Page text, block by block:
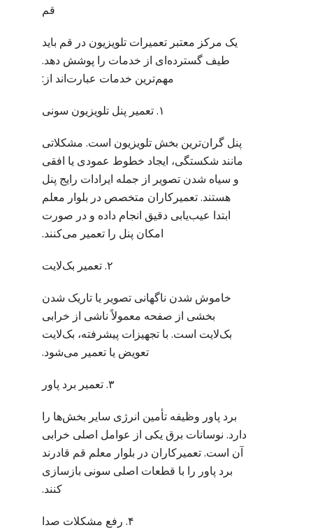
قم
یک مرکز معتبر تعمیرات تلویزیون در قم باید
طیف گسترده‌ای از خدمات را پوشش دهد.
مهم‌ترین خدمات عبارت‌اند از:
۱. تعمیر پنل تلویزیون سونی
پنل گران‌ترین بخش تلویزیون است. مشکلاتی
مانند شکستگی، ایجاد خطوط عمودی یا افقی
و سیاه شدن تصویر از جمله ایرادات رایج پنل
هستند. تعمیرکاران متخصص در بلوار معلم
ابتدا عیب‌یابی دقیق انجام داده و در صورت
امکان پنل را تعمیر می‌کنند.
۲. تعمیر بک‌لایت
خاموش شدن ناگهانی تصویر یا تاریک شدن
بخشی از صفحه معمولاً ناشی از خرابی
بک‌لایت است. با تجهیزات پیشرفته، بک‌لایت
تعویض یا تعمیر می‌شود.
۳. تعمیر برد پاور
برد پاور وظیفه تأمین انرژی سایر بخش‌ها را
دارد. نوسانات برق یکی از عوامل اصلی خرابی
آن است. تعمیرکاران در بلوار معلم قم قادرند
برد پاور را با قطعات اصلی سونی بازسازی
کنند.
۴. رفع مشکلات صدا